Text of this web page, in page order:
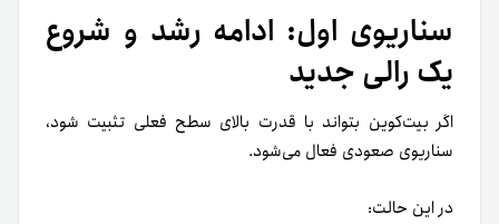
سناریوی اول: ادامه رشد و شروع
یک رالی جدید
اگر بیت‌کوین بتواند با قدرت بالای سطح فعلی تثبیت شود،
سناریوی صعودی فعال می‌شود.
در این حالت: